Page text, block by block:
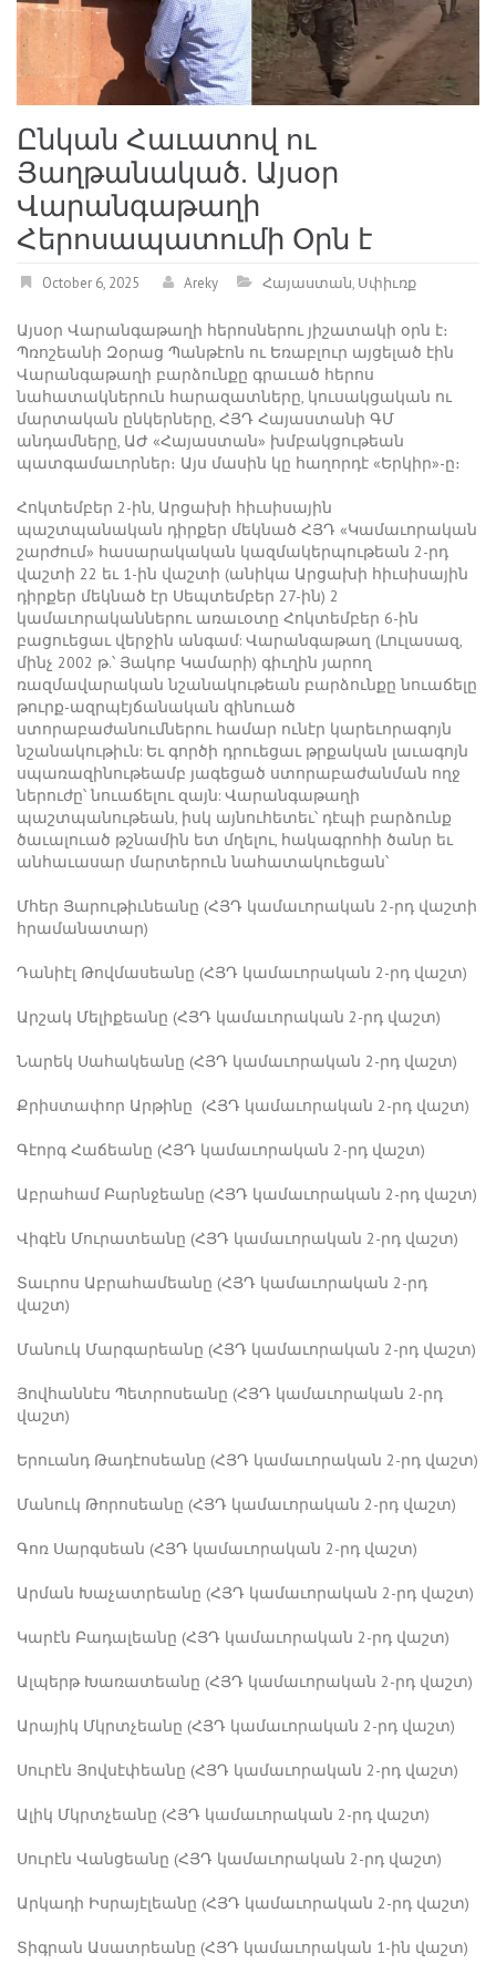
Ընկան Հաւատով ու
Յաղթանակած. Այսօր
Վարանգաթաղի
Հերոսապատումի Օրն է
October 6, 2025 Areky Հայաստան, Սփիւռք
Այսօր Վարանգաթաղի հերոսներու յիշատակի օրն է։
Պռոշեանի Զօրաց Պանթէոն ու Եռաբլուր այցելած էին
Վարանգաթաղի բարձունքը գրաւած հերոս
նահատակներուն հարազատները, կուսակցական ու
մարտական ընկերները, ՀՅԴ Հայաստանի ԳՄ
անդամները, ԱԺ «Հայաստան» խմբակցութեան
պատգամաւորներ։ Այս մասին կը հաղորդէ «Երկիր»-ը։
Հոկտեմբեր 2-ին, Արցախի հիւսիսային
պաշտպանական դիրքեր մեկնած ՀՅԴ «Կամաւորական
շարժում» հասարակական կազմակերպութեան 2-րդ
վաշտի 22 եւ 1-ին վաշտի (անիկա Արցախի հիւսիսային
դիրքեր մեկնած էր Սեպտեմբեր 27-ին) 2
կամաւորականներու առաւօտը Հոկտեմբեր 6-ին
բացուեցաւ վերջին անգամ: Վարանգաթաղ (Լուլասազ,
մինչ 2002 թ.՝ Յակոբ Կամարի) գիւղին յարող
ռազմավարական նշանակութեան բարձունքը նուաճելը
թուրք-ազրպէյճանական զինուած
ստորաբաժանումներու համար ունէր կարեւորագոյն
նշանակութիւն: Եւ գործի դրուեցաւ թրքական լաւագոյն
սպառազինութեամբ յագեցած ստորաբաժանման ողջ
ներուժը՝ նուաճելու զայն: Վարանգաթաղի
պաշտպանութեան, իսկ այնուհետեւ՝ դէպի բարձունք
ծաւալուած թշնամին ետ մղելու, հակագրոհի ծանր եւ
անհաւասար մարտերուն նահատակուեցան՝
Մհեր Յարութիւնեանը (ՀՅԴ կամաւորական 2-րդ վաշտի
հրամանատար)
Դանիէլ Թովմասեանը (ՀՅԴ կամաւորական 2-րդ վաշտ)
Արշակ Մելիքեանը (ՀՅԴ կամաւորական 2-րդ վաշտ)
Նարեկ Սահակեանը (ՀՅԴ կամաւորական 2-րդ վաշտ)
Քրիստափոր Արթինը (ՀՅԴ կամաւորական 2-րդ վաշտ)
Գէորգ Հաճեանը (ՀՅԴ կամաւորական 2-րդ վաշտ)
Աբրահամ Բարնջեանը (ՀՅԴ կամաւորական 2-րդ վաշտ)
Վիգէն Մուրատեանը (ՀՅԴ կամաւորական 2-րդ վաշտ)
Տաւրոս Աբրահամեանը (ՀՅԴ կամաւորական 2-րդ
վաշտ)
Մանուկ Մարգարեանը (ՀՅԴ կամաւորական 2-րդ վաշտ)
Յովհաննէս Պետրոսեանը (ՀՅԴ կամաւորական 2-րդ
վաշտ)
Երուանդ Թադէոսեանը (ՀՅԴ կամաւորական 2-րդ վաշտ)
Մանուկ Թորոսեանը (ՀՅԴ կամաւորական 2-րդ վաշտ)
Գոռ Սարգսեան (ՀՅԴ կամաւորական 2-րդ վաշտ)
Արման Խաչատրեանը (ՀՅԴ կամաւորական 2-րդ վաշտ)
Կարէն Բադալեանը (ՀՅԴ կամաւորական 2-րդ վաշտ)
Ալպերթ Խառատեանը (ՀՅԴ կամաւորական 2-րդ վաշտ)
Արայիկ Մկրտչեանը (ՀՅԴ կամաւորական 2-րդ վաշտ)
Սուրէն Յովսէփեանը (ՀՅԴ կամաւորական 2-րդ վաշտ)
Ալիկ Մկրտչեանը (ՀՅԴ կամաւորական 2-րդ վաշտ)
Սուրէն Վանցեանը (ՀՅԴ կամաւորական 2-րդ վաշտ)
Արկադի Իսրայէլեանը (ՀՅԴ կամաւորական 2-րդ վաշտ)
Տիգրան Ասատրեանը (ՀՅԴ կամաւորական 1-ին վաշտ)